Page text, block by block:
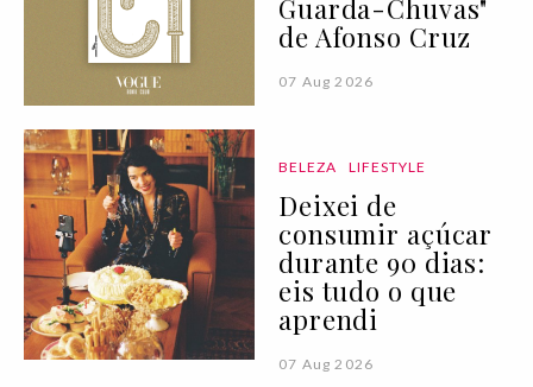
Guarda-Chuvas"
de Afonso Cruz
07 Aug 2026
BELEZA LIFESTYLE
Deixei de
consumir açúcar
durante 90 dias:
eis tudo o que
aprendi
07 Aug 2026